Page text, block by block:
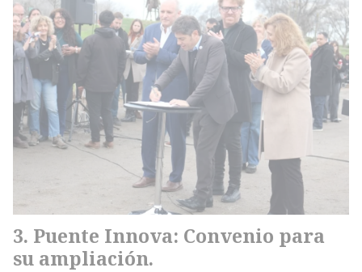
Puente Innova: Convenio para
su ampliación.